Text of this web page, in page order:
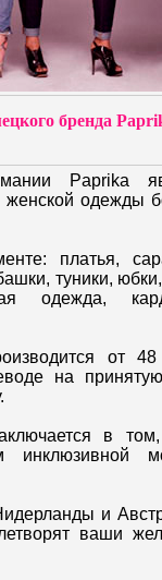
бренда
Paprika
женской одежды
платья,
туники,
одежда,
от
на
в
инклюзивной
и
ваши